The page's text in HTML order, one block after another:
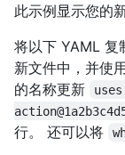
此示例显示您的
将以下 YAML 复
新文件中，并使
的名称更新
行。 还可以将